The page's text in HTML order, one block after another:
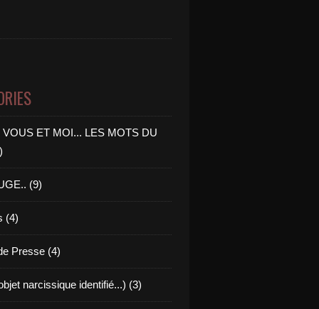
VOUS ET MOI... LES MOTS DU
(9)
(4)
Presse (4)
narcissique identifié...) (3)